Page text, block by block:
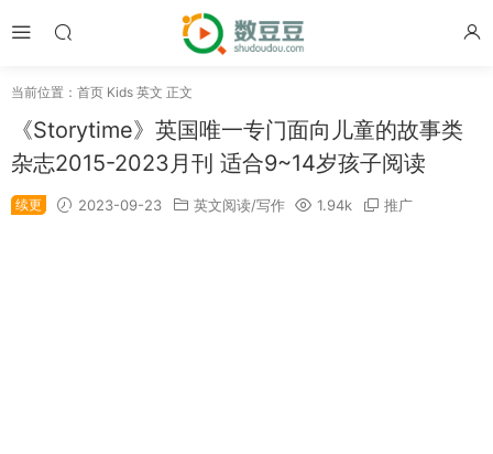
当前位置： 首页 Kids 英文 正文
《Storytime》英国唯一专门面向儿童的故事类
杂志2015-2023月刊 适合9~14岁孩子阅读
续更 2023-09-23 英文阅读/写作 1.94k 推广